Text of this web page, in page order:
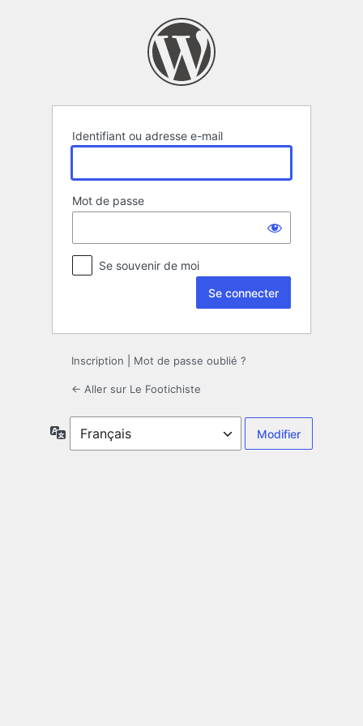
Identifiant ou adresse e-mail
Mot de passe
Se souvenir de moi
Inscription Mot de passe oublié ?
← Aller sur Le Footichiste
Langue